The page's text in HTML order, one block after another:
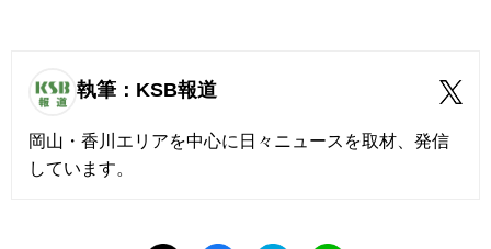
執筆：KSB報道
岡山・香川エリアを中心に日々ニュースを取材、発信
しています。